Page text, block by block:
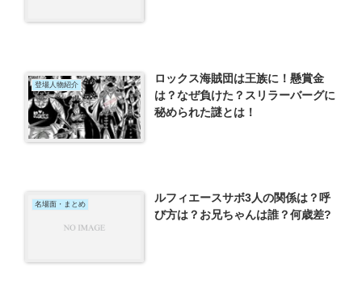
登場人物紹介
ロックス海賊団は王族に！懸賞金
は？なぜ負けた？スリラーバーグに
秘められた謎とは！
名場面・まとめ
ルフィエースサボ3人の関係は？呼
び方は？お兄ちゃんは誰？何歳差?